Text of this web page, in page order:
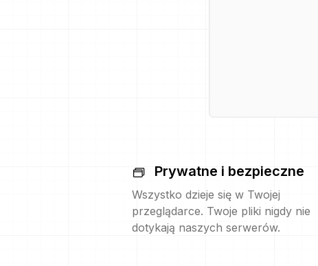
Prywatne i bezpieczne
Wszystko dzieje się w Twojej
przeglądarce. Twoje pliki nigdy nie
dotykają naszych serwerów.